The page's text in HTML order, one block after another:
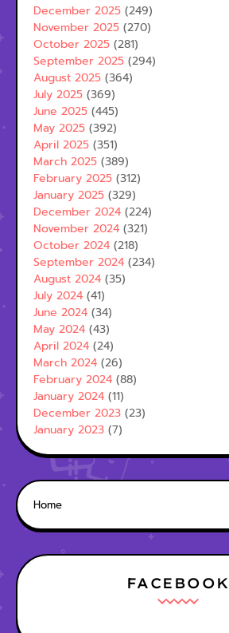
December 2025 (249)
November 2025 (270)
October 2025 (281)
September 2025 (294)
August 2025 (364)
July 2025 (369)
June 2025 (445)
May 2025 (392)
April 2025 (351)
March 2025 (389)
February 2025 (312)
January 2025 (329)
December 2024 (224)
November 2024 (321)
October 2024 (218)
September 2024 (234)
August 2024 (35)
July 2024 (41)
June 2024 (34)
May 2024 (43)
April 2024 (24)
March 2024 (26)
February 2024 (88)
January 2024 (11)
December 2023 (23)
January 2023 (7)
Home
FACEBOOK